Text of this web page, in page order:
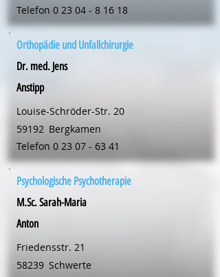
Telefon 0 23 04 - 8 16 18
Orthopädie und Unfallchirurgie
Dr. med. Jens
Anstipp
Louise-Schröder-Str. 20
59192 Bergkamen
Telefon 0 23 07 - 63 41
Psychologische Psychotherapie
M.Sc. Sarah-Maria
Anton
Friedensstr. 21
58239 Schwerte